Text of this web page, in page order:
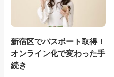
新宿区でパスポート取得！
オンライン化で変わった手
続き